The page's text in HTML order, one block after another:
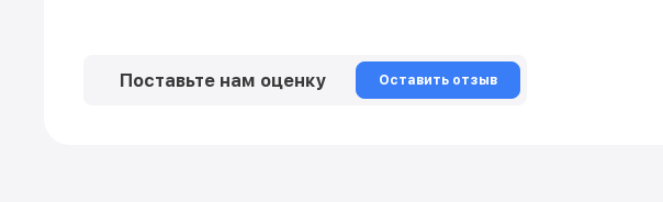
Поставьте нам оценку Оставить отзыв